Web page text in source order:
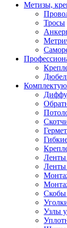
Метизы,
Тросы
Ленты
Ленты
Скобы
Узлы